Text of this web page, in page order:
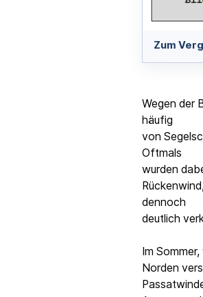
Zum
Wegen der
häufig
von
Oftmals
wurden
dennoch
deutlich
Im
Norden